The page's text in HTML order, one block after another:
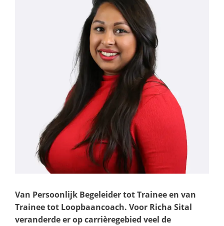
Van Persoonlijk Begeleider tot Trainee en van
Trainee tot Loopbaancoach. Voor Richa Sital
veranderde er op carrièregebied veel de